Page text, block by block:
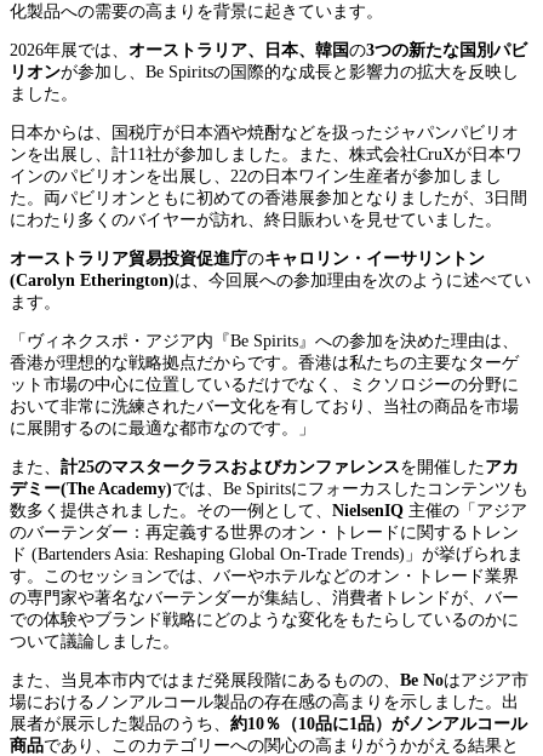
化製品への需要の高まりを背景に起きています。
2026年展では、 オーストラリア、日本、韓国の3つの新たな国別パビ
リオンが参加し、Be Spiritsの国際的な成長と影響力の拡大を反映し
ました。
日本からは、国税庁が日本酒や焼酎などを扱ったジャパンパビリオ
ンを出展し、計11社が参加しました。また、株式会社CruXが日本ワ
インのパビリオンを出展し、22の日本ワイン生産者が参加しまし
た。両パビリオンともに初めての香港展参加となりましたが、3日間
にわたり多くのバイヤーが訪れ、終日賑わいを見せていました。
オーストラリア貿易投資促進庁のキャロリン・イーサリントン
(Carolyn Etherington)は、今回展への参加理由を次のように述べてい
ます。
「ヴィネクスポ・アジア内『Be Spirits』への参加を決めた理由は、
香港が理想的な戦略拠点だからです。香港は私たちの主要なターゲ
ット市場の中心に位置しているだけでなく、ミクソロジーの分野に
おいて非常に洗練されたバー文化を有しており、当社の商品を市場
に展開するのに最適な都市なのです。」
また、 計25のマスタークラスおよびカンファレンスを開催したアカ
デミー(The Academy)では、Be Spiritsにフォーカスしたコンテンツも
数多く提供されました。その一例として、 NielsenIQ 主催の「アジア
のバーテンダー：再定義する世界のオン・トレードに関するトレン
ド (Bartenders Asia: Reshaping Global On-Trade Trends)」が挙げられま
す。このセッションでは、バーやホテルなどのオン・トレード業界
の専門家や著名なバーテンダーが集結し、消費者トレンドが、バー
での体験やブランド戦略にどのような変化をもたらしているのかに
ついて議論しました。
また、当見本市内ではまだ発展段階にあるものの、 Be Noはアジア市
場におけるノンアルコール製品の存在感の高まりを示しました。出
展者が展示した製品のうち、 約10％（10品に1品）がノンアルコール
商品であり、このカテゴリーへの関心の高まりがうかがえる結果と